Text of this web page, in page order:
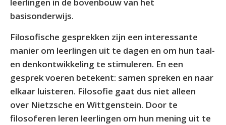
basisonderwijs.
Filosofische gesprekken zijn een interessante
manier om leerlingen uit te dagen en om hun taal-
en denkontwikkeling te stimuleren. En een
gesprek voeren betekent: samen spreken en naar
elkaar luisteren. Filosofie gaat dus niet alleen
over Nietzsche en Wittgenstein. Door te
filosoferen leren leerlingen om hun mening uit te